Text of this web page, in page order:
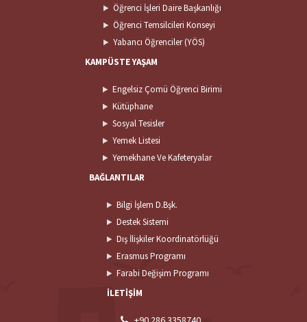
Öğrenci İşleri Daire Başkanlığı
Öğrenci Temsilcileri Konseyi
Yabancı Öğrenciler (YÖS)
KAMPÜSTE YAŞAM
Engelsiz Çomü Öğrenci Birimi
Kütüphane
Sosyal Tesisler
Yemek Listesi
Yemekhane Ve Kafeteryalar
BAĞLANTILAR
Bilgi İşlem D.Bşk.
Destek Sistemi
Dış İlişkiler Koordinatörlüğü
Erasmus Programı
Farabi Değişim Programı
İLETİŞİM